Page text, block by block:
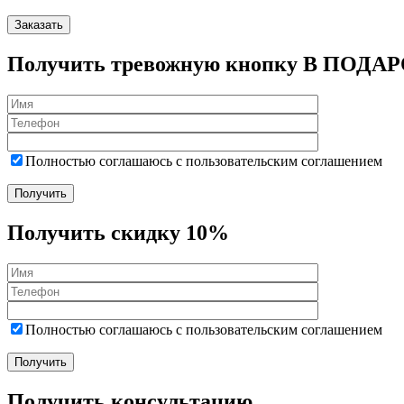
Получить тревожную кнопку В
Полностью соглашаюсь с пользовательским соглашением
Получить скидку 10%
Полностью соглашаюсь с пользовательским соглашением